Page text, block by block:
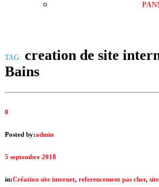
TAG: creation de site
Bains
0
Posted by:admin
5 septembre 2018
in:Création site internet, referencement pas cher,